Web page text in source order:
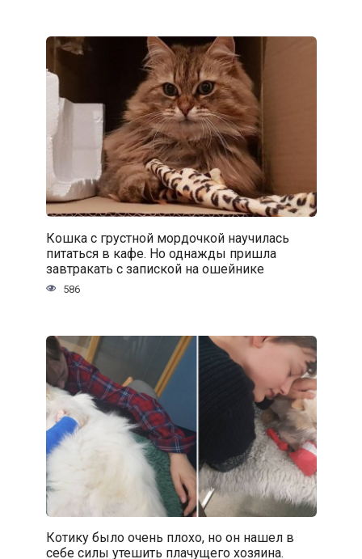
Кошка с грустной мордочкой научилась
питаться в кафе. Но однажды пришла
завтракать с запиской на ошейнике
586
Котику было очень плохо, но он нашел в
себе силы утешить плачущего хозяина.